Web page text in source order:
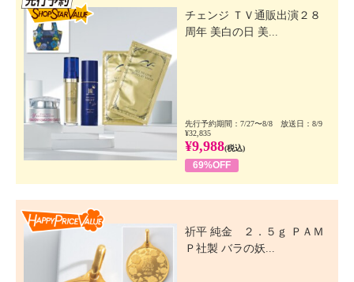
チェンジ ＴＶ通販出演２８
周年 美白の日 美...
先行予約期間：7/27〜8/8 放送日：8/9
¥32,835
¥9,988(税込)
69%OFF
祈平 純金 ２．５ｇ ＰＡＭ
Ｐ社製 バラの妖...